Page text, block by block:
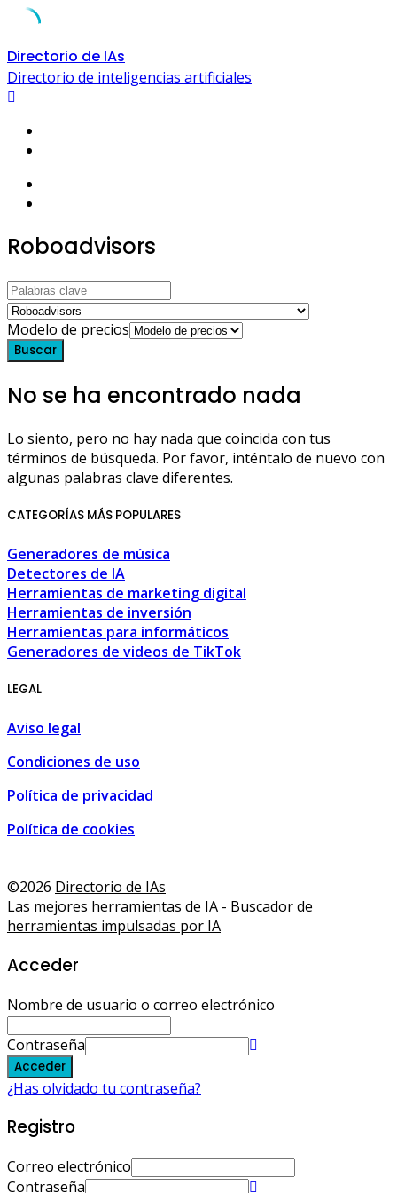
Skip
to
content
Directorio de IAs
Directorio de inteligencias artificiales
Roboadvisors
Modelo de precios
Buscar
No se ha encontrado nada
Lo siento, pero no hay nada que coincida con tus
términos de búsqueda. Por favor, inténtalo de nuevo con
algunas palabras clave diferentes.
CATEGORÍAS MÁS POPULARES
Generadores de música
Detectores de IA
Herramientas de marketing digital
Herramientas de inversión
Herramientas para informáticos
Generadores de videos de TikTok
LEGAL
Aviso legal
Condiciones de uso
Política de privacidad
Política de cookies
©2026 Directorio de IAs
Las mejores herramientas de IA - Buscador de
herramientas impulsadas por IA
Acceder
Nombre de usuario o correo electrónico
Contraseña
Acceder
¿Has olvidado tu contraseña?
Registro
Correo electrónico
Contraseña